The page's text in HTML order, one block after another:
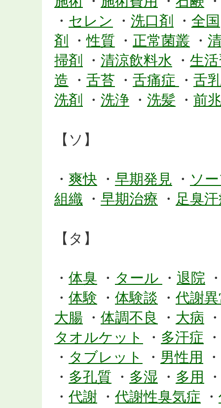
・ セレン ・ 洗口剤 ・ 全国
剤
・性質 ・ 正常菌叢 ・
掃剤
・ 清涼飲料水 ・ 生
造 ・ 舌苔 ・ 舌痛症 ・ 舌
洗剤
・ 洗浄 ・ 洗髪 ・ 前
【ソ】
・ 爽快 ・ 早期発見 ・ ソ
組織 ・ 早期治療 ・ 足臭
【タ】
・ 体臭 ・ タール ・ 退院
・ 体験 ・ 体験談 ・ 代謝
大腸 ・ 体調不良 ・ 大病
タオルケット
・ 多汗症 ・
・ タブレット ・ 男性用
・
・ 多孔質 ・ 多湿 ・ 多用
・ 代謝 ・ 代謝性臭気症 ・